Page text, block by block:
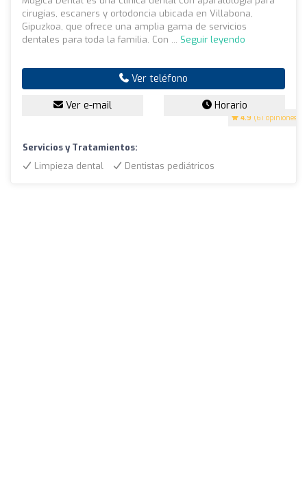
4.9 (61 opiniones)
cirugías, escaners y ortodoncia ubicada en Villabona,
Gipuzkoa, que ofrece una amplia gama de servicios
dentales para toda la familia. Con ... Seguir leyendo
Ver teléfono
Ver e-mail Horario
Servicios y Tratamientos:
Limpieza dental
Dentistas pediátricos